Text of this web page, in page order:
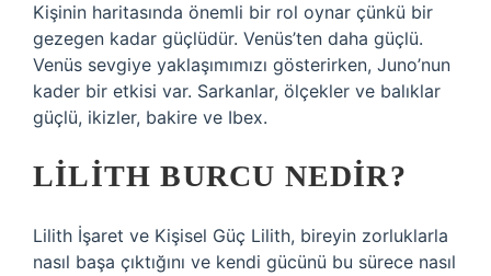
Kişinin haritasında önemli bir rol oynar çünkü bir
gezegen kadar güçlüdür. Venüs’ten daha güçlü.
Venüs sevgiye yaklaşımımızı gösterirken, Juno’nun
kader bir etkisi var. Sarkanlar, ölçekler ve balıklar
güçlü, ikizler, bakire ve Ibex.
LILITH BURCU NEDIR?
Lilith İşaret ve Kişisel Güç Lilith, bireyin zorluklarla
nasıl başa çıktığını ve kendi gücünü bu sürece nasıl